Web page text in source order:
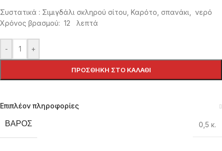
Συστατικά : Σιμιγδάλι σκληρού σίτου, Καρότο, σπανάκι, νερό
Χρόνος βρασμού: 12 λεπτά
- +
ΠΡΟΣΘΉΚΗ ΣΤΟ ΚΑΛΆΘΙ
Επιπλέον πληροφορίες
ΒΆΡΟΣ 0,5 κ.